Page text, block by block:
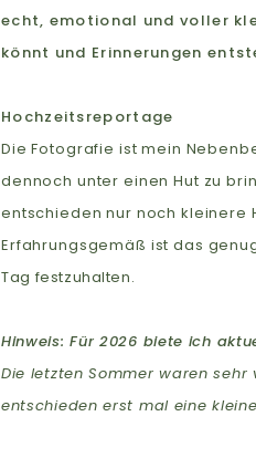
echt, emotional und voller
könnt und Erinnerungen
Hochzeitsreportage
Die Fotografie ist mein
dennoch unter einen Hut zu
entschieden nur noch kleinere
Erfahrungsgemäß ist das
Tag festzuhalten.
Hinweis: Für 2026 biete ich
Die letzten Sommer waren
entschieden erst mal eine